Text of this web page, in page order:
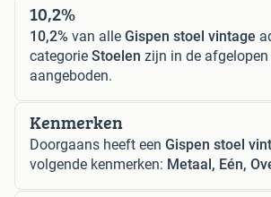
10,2%
10,2% van alle Gispen stoel vintage
categorie Stoelen zijn in de afgelopen
aangeboden.
Kenmerken
Doorgaans heeft een Gispen stoel
volgende kenmerken: Metaal, Eén,